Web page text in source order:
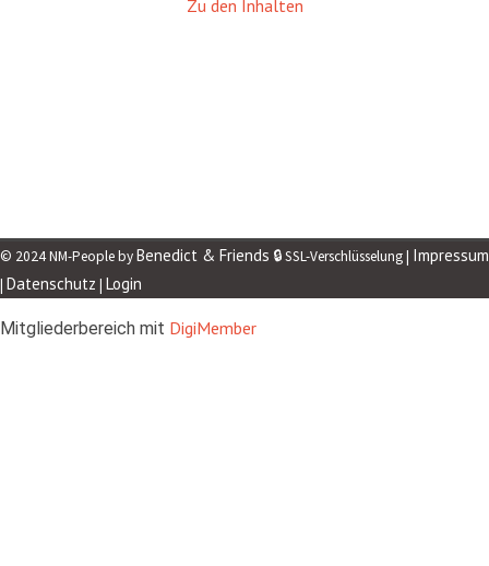
Zu den Inhalten
© 2024 NM-People byBenedict & Friends 🔒 SSL-Verschlüsselung | Impressum
| Datenschutz | Login
Mitgliederbereich mit DigiMember